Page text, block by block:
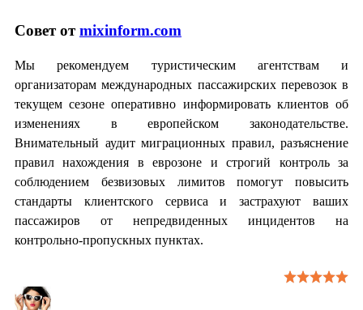
Совет отmixinform.com
Мы рекомендуем туристическим агентствам и
организаторам международных пассажирских перевозок в
текущем сезоне оперативно информировать клиентов об
изменениях в европейском законодательстве.
Внимательный аудит миграционных правил, разъяснение
правил нахождения в еврозоне и строгий контроль за
соблюдением безвизовых лимитов помогут повысить
стандарты клиентского сервиса и застрахуют ваших
пассажиров от непредвиденных инцидентов на
контрольно-пропускных пунктах.